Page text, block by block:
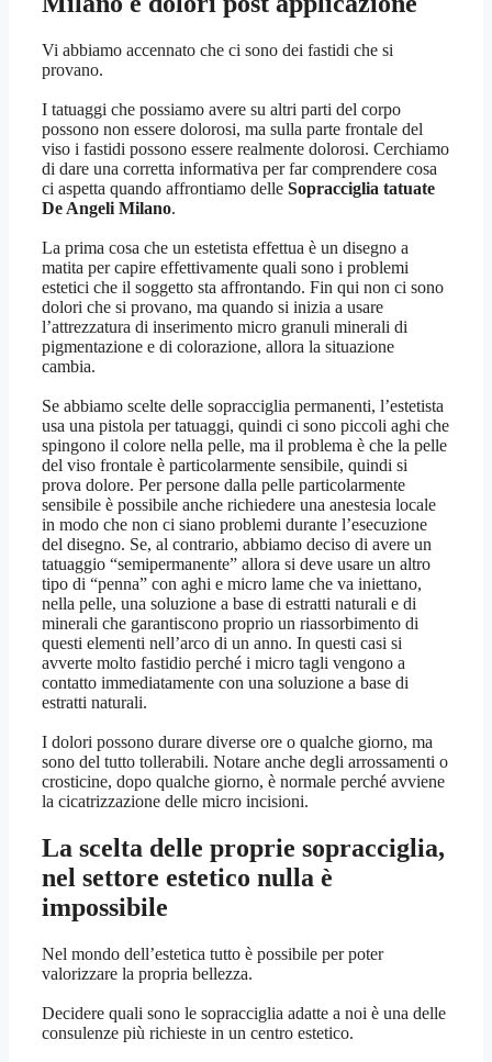
Vi abbiamo accennato che ci sono dei fastidi che si
provano.
I tatuaggi che possiamo avere su altri parti del corpo
possono non essere dolorosi, ma sulla parte frontale del
viso i fastidi possono essere realmente dolorosi. Cerchiamo
di dare una corretta informativa per far comprendere cosa
ci aspetta quando affrontiamo delle Sopracciglia tatuate
De Angeli Milano.
La prima cosa che un estetista effettua è un disegno a
matita per capire effettivamente quali sono i problemi
estetici che il soggetto sta affrontando. Fin qui non ci sono
dolori che si provano, ma quando si inizia a usare
l’attrezzatura di inserimento micro granuli minerali di
pigmentazione e di colorazione, allora la situazione
cambia.
Se abbiamo scelte delle sopracciglia permanenti, l’estetista
usa una pistola per tatuaggi, quindi ci sono piccoli aghi che
spingono il colore nella pelle, ma il problema è che la pelle
del viso frontale è particolarmente sensibile, quindi si
prova dolore. Per persone dalla pelle particolarmente
sensibile è possibile anche richiedere una anestesia locale
in modo che non ci siano problemi durante l’esecuzione
del disegno. Se, al contrario, abbiamo deciso di avere un
tatuaggio “semipermanente” allora si deve usare un altro
tipo di “penna” con aghi e micro lame che va iniettano,
nella pelle, una soluzione a base di estratti naturali e di
minerali che garantiscono proprio un riassorbimento di
questi elementi nell’arco di un anno. In questi casi si
avverte molto fastidio perché i micro tagli vengono a
contatto immediatamente con una soluzione a base di
estratti naturali.
I dolori possono durare diverse ore o qualche giorno, ma
sono del tutto tollerabili. Notare anche degli arrossamenti o
crosticine, dopo qualche giorno, è normale perché avviene
la cicatrizzazione delle micro incisioni.
La scelta delle proprie sopracciglia,
nel settore estetico nulla è
impossibile
Nel mondo dell’estetica tutto è possibile per poter
valorizzare la propria bellezza.
Decidere quali sono le sopracciglia adatte a noi è una delle
consulenze più richieste in un centro estetico.